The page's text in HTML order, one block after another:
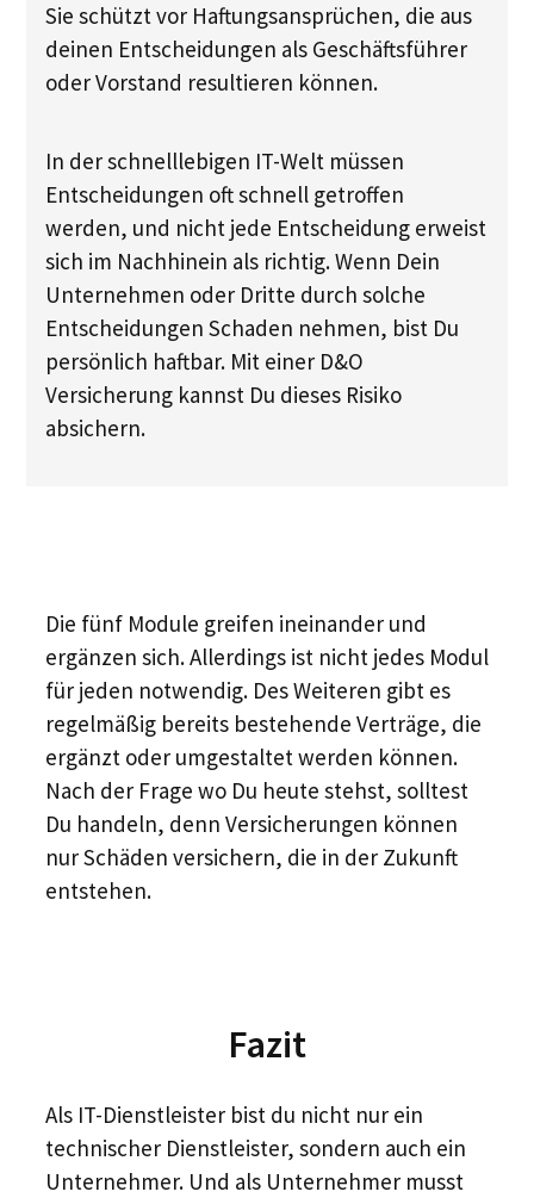
Sie schützt vor Haftungsansprüchen, die aus
deinen Entscheidungen als Geschäftsführer
oder Vorstand resultieren können.
In der schnelllebigen IT-Welt müssen
Entscheidungen oft schnell getroffen
werden, und nicht jede Entscheidung erweist
sich im Nachhinein als richtig. Wenn Dein
Unternehmen oder Dritte durch solche
Entscheidungen Schaden nehmen, bist Du
persönlich haftbar. Mit einer D&O
Versicherung kannst Du dieses Risiko
absichern.
Die fünf Module greifen ineinander und
ergänzen sich. Allerdings ist nicht jedes Modul
für jeden notwendig. Des Weiteren gibt es
regelmäßig bereits bestehende Verträge, die
ergänzt oder umgestaltet werden können.
Nach der Frage wo Du heute stehst​, solltest
Du handeln, denn Versicherungen können
nur Schäden versichern, die in der Zukunft
entstehen.
Fazit
Als IT-Dienstleister bist du nicht nur ein
technischer Dienstleister, sondern auch ein
Unternehmer. Und als Unternehmer musst